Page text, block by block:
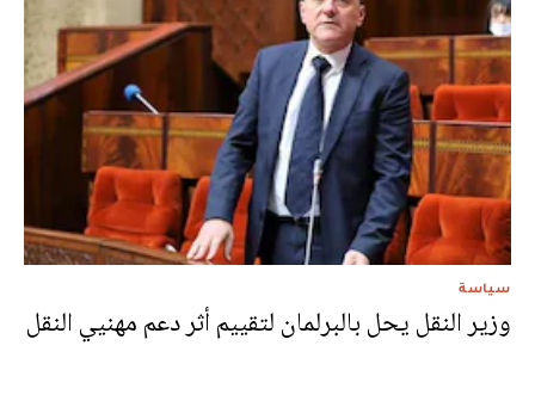
سياسة
وزير النقل يحل بالبرلمان لتقييم أثر دعم مهنيي النقل